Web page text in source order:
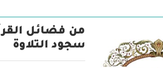
من فضائل
سجود التلاوة